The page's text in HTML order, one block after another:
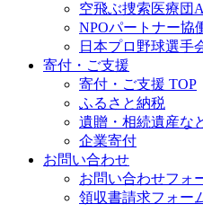
空飛ぶ捜索医療団
NPOパートナー協
日本プロ野球選手
寄付・ご支援
寄付・ご支援 TOP
ふるさと納税
遺贈・相続遺産な
企業寄付
お問い合わせ
お問い合わせフォ
領収書請求フォー